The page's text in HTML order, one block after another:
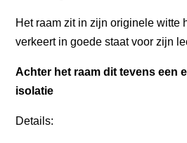
Het raam zit in zijn originele witte
verkeert in goede staat voor zijn
Achter het raam dit tevens een
isolatie
Details: